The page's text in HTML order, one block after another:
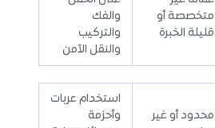
متخصصة أو
قليلة الخبرة
والفك
والتركيب
والنقل الآمن
محدود أو غير
استخدام عربات
وأحزمة